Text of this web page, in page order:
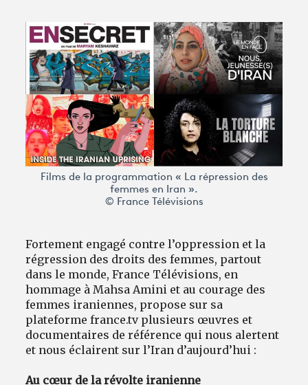
Films de la programmation « La répression des
femmes en Iran ».
© France Télévisions
Fortement engagé contre l’oppression et la
régression des droits des femmes, partout
dans le monde, France Télévisions, en
hommage à Mahsa Amini et au courage des
femmes iraniennes, propose sur sa
plateforme france.tv plusieurs œuvres et
documentaires de référence qui nous alertent
et nous éclairent sur l’Iran d’aujourd’hui :
Au cœur de la révolte iranienne